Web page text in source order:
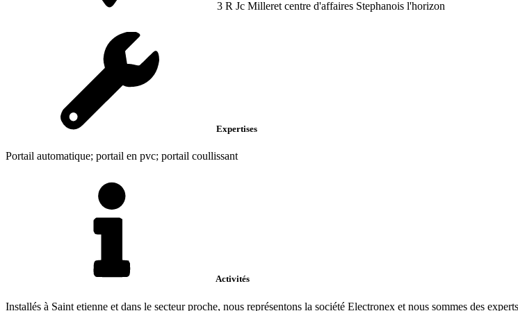
3 R Jc Milleret centre d'affaires Stephanois l'horizon
Expertises
Portail automatique; portail en pvc; portail coullissant
Activités
Installés à Saint etienne et dans le secteur proche, nous représentons la société Electronex et nous sommes des